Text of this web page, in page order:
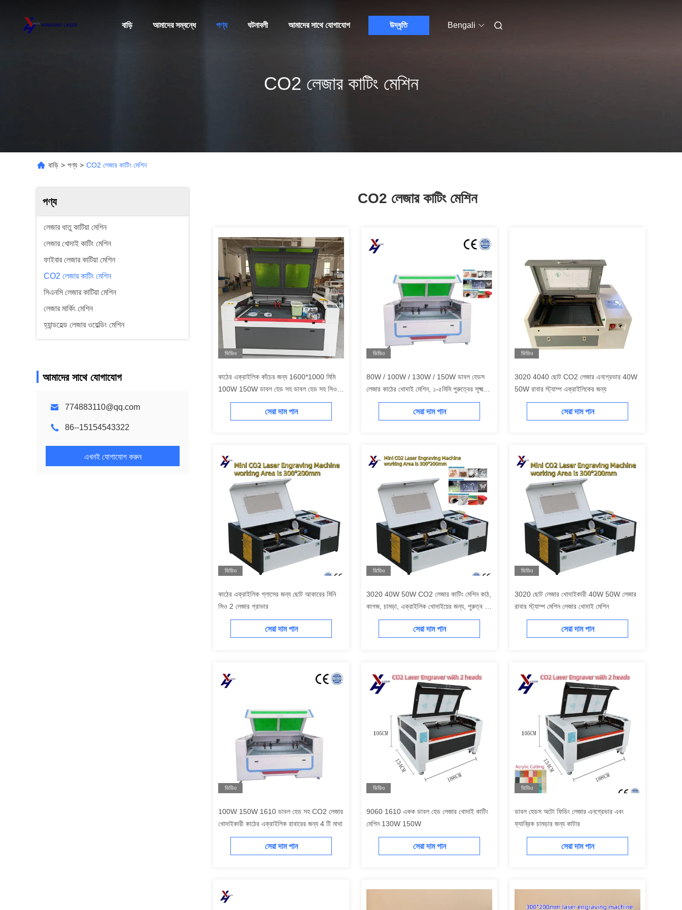
বাড়ি আমাদের সম্বন্ধে পণ্য ঘটনাবলী আমাদের সাথে যোগাযোগ উদ্ধৃতি Bengali
CO2 লেজার কাটিং মেশিন
বাড়ি > পণ্য > CO2 লেজার কাটিং মেশিন
পণ্য
লেজার ধাতু কাটিয়া মেশিন
লেজার খোদাই কাটিং মেশিন
ফাইবার লেজার কাটিয়া মেশিন
CO2 লেজার কাটিং মেশিন
সিএনসি লেজার কাটিয়া মেশিন
লেজার মার্কিং মেশিন
হ্যান্ডহেল্ড লেজার ওয়েল্ডিং মেশিন
আমাদের সাথে যোগাযোগ
774883110@qq.com
86--15154543322
এখনই যোগাযোগ করুন
CO2 লেজার কাটিং মেশিন
ভিডিও
কাঠের এক্রাইলিক কাঁচের জন্য 1600*1000 মিমি
100W 150W ডাবল হেড সহ ডাবল হেড সহ সিও 2
লেজার কাটার 4 হেড
সেরা দাম পান
ভিডিও
80W / 100W / 130W / 150W ডাবল হেডস
লেজার কাঠের খোদাই মেশিন, ১-৫মিমি পুরুত্বের সূক্ষ্ম
খোদাইয়ের জন্য
সেরা দাম পান
ভিডিও
3020 4040 ছোট CO2 লেজার এনগ্রেভার 40W
50W রাবার স্ট্যাম্প এক্রাইলিকের জন্য
সেরা দাম পান
ভিডিও
কাঠের এক্রাইলিক গ্লাসের জন্য ছোট আকারের মিনি
সিও 2 লেজার গ্রাভার
সেরা দাম পান
ভিডিও
3020 40W 50W CO2 লেজার কাটিং মেশিন কাঠ,
কাগজ, চামড়া, এক্রাইলিক খোদাইয়ের জন্য, পুরুত্ব 1-
---5মিমি
সেরা দাম পান
ভিডিও
3020 ছোট লেজার খোদাইকারী 40W 50W লেজার
রাবার স্ট্যাম্প মেশিন লেজার খোদাই মেশিন
সেরা দাম পান
ভিডিও
100W 150W 1610 ডাবল হেড সহ CO2 লেজার
খোদাইকারী কাঠের এক্রাইলিক রাবারের জন্য 4 টি মাথা
সেরা দাম পান
ভিডিও
9060 1610 একক ডাবল হেড লেজার খোদাই কাটিং
মেশিন 130W 150W
সেরা দাম পান
ভিডিও
ডাবল হেডস অটো ফিডিং লেজার এনগ্রেভার এবং
ফ্যাব্রিক চামড়ার জন্য কাটার
সেরা দাম পান